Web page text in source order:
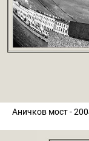
Аничков мост -